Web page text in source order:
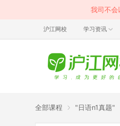
我司不会
沪江网校 学习资讯
全部课程 "日语n1真题"